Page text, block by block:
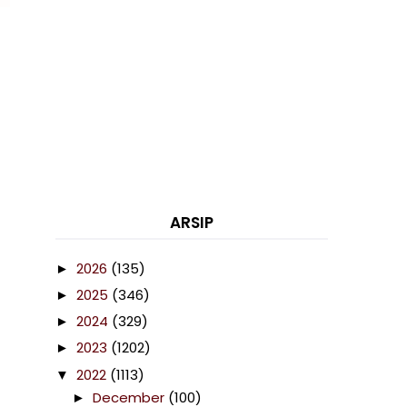
ARSIP
► 2026 (135)
► 2025 (346)
► 2024 (329)
► 2023 (1202)
▼ 2022 (1113)
► December (100)